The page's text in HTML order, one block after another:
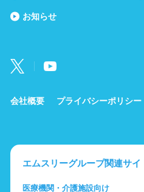
お知らせ
会社概要 プライバシーポリシー
エムスリーグループ関連サイ
医療機関・介護施設向け